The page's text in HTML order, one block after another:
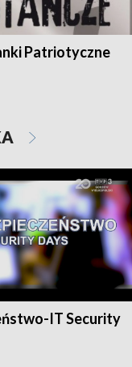
Patriotyczne
IT Security